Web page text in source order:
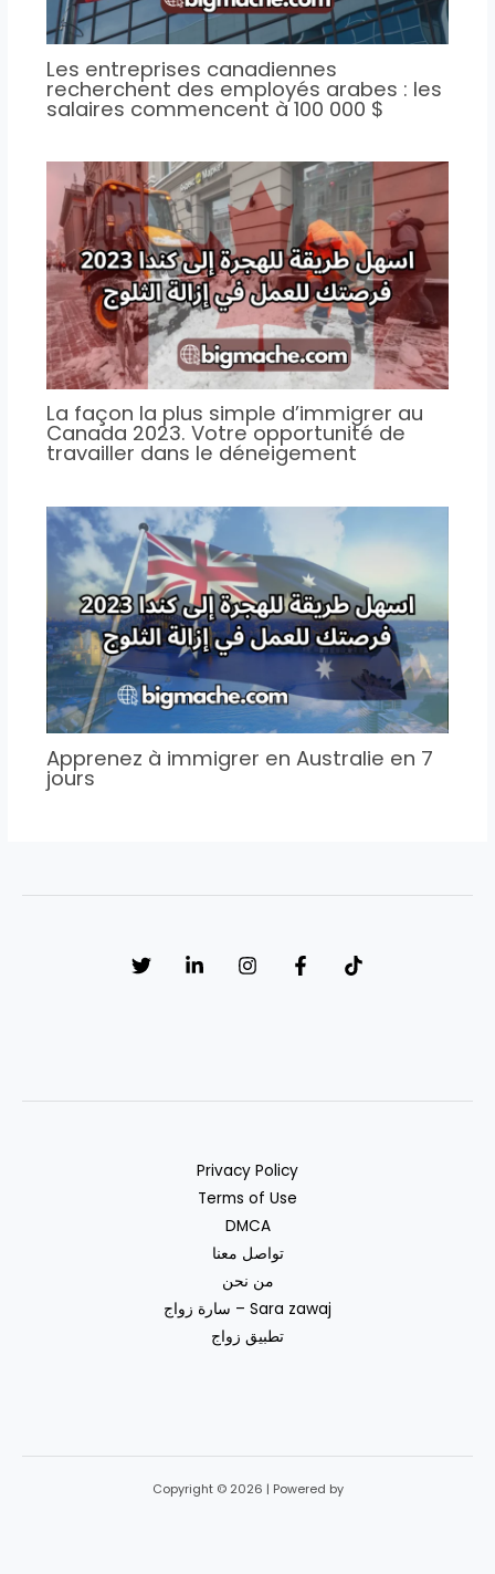
Les entreprises canadiennes
recherchent des employés arabes : les
salaires commencent à 100 000 $
La façon la plus simple d’immigrer au
Canada 2023. Votre opportunité de
travailler dans le déneigement
Apprenez à immigrer en Australie en 7
jours
Privacy Policy
Terms of Use
DMCA
تواصل معنا
من نحن
سارة زواج – Sara zawaj
تطبيق زواج
Copyright © 2026 | Powered by